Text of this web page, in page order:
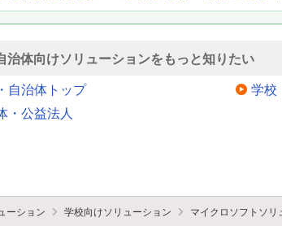
治体向けソリューションをもっと知りたい
自治体トップ
・公益法人
学校
ーション 学校向けソリューション
マイクロソフトソリ